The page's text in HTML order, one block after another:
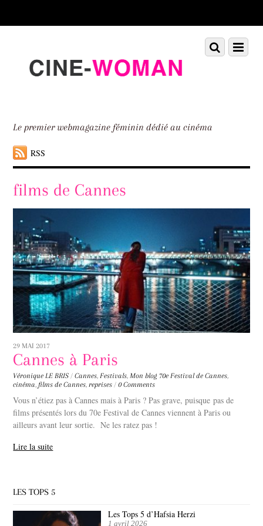
down
Le premier webmagazine féminin dédié au cinéma
RSS
Menu
Scroll
down
films de Cannes
29 MAI 2017
Cannes à Paris
Véronique LE BRIS / Cannes, Festivals, Mon blog 70e Festival de Cannes,
cinéma, films de Cannes, reprises / 0 Comments
Vous n’étiez pas à Cannes mais à Paris ? Pas grave, puisque pas de
films présentés lors du 70e Festival de Cannes viennent à Paris ou
ailleurs avant leur sortie. Ne les ratez pas !
Lire la suite
LES TOPS 5
Les Tops 5 d’Hafsia Herzi
1 avril 2026